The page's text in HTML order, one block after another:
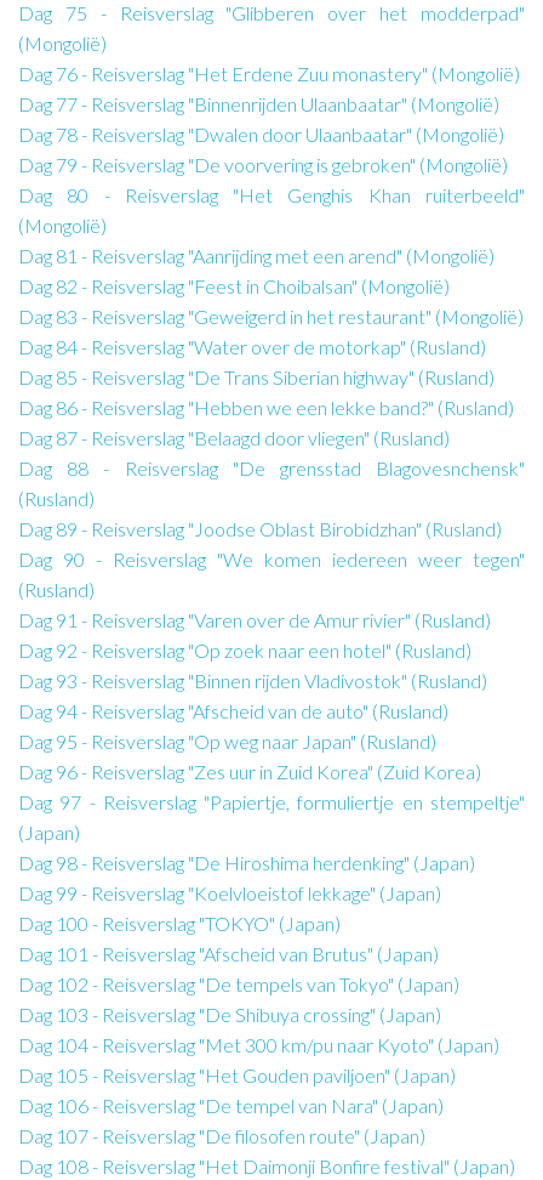
Dag 75 - Reisverslag "Glibberen over het modderpad"
(Mongolië)
Dag 76 - Reisverslag "Het Erdene Zuu monastery" (Mongolië)
Dag 77 - Reisverslag "Binnenrijden Ulaanbaatar" (Mongolië)
Dag 78 - Reisverslag "Dwalen door Ulaanbaatar" (Mongolië)
Dag 79 - Reisverslag "De voorvering is gebroken" (Mongolië)
Dag 80 - Reisverslag "Het Genghis Khan ruiterbeeld"
(Mongolië)
Dag 81 - Reisverslag "Aanrijding met een arend" (Mongolië)
Dag 82 - Reisverslag "Feest in Choibalsan" (Mongolië)
Dag 83 - Reisverslag "Geweigerd in het restaurant" (Mongolië)
Dag 84 - Reisverslag "Water over de motorkap" (Rusland)
Dag 85 - Reisverslag "De Trans Siberian highway" (Rusland)
Dag 86 - Reisverslag "Hebben we een lekke band?" (Rusland)
Dag 87 - Reisverslag "Belaagd door vliegen" (Rusland)
Dag 88 - Reisverslag "De grensstad Blagovesnchensk"
(Rusland)
Dag 89 - Reisverslag "Joodse Oblast Birobidzhan" (Rusland)
Dag 90 - Reisverslag "We komen iedereen weer tegen"
(Rusland)
Dag 91 - Reisverslag "Varen over de Amur rivier" (Rusland)
Dag 92 - Reisverslag "Op zoek naar een hotel" (Rusland)
Dag 93 - Reisverslag "Binnen rijden Vladivostok" (Rusland)
Dag 94 - Reisverslag "Afscheid van de auto" (Rusland)
Dag 95 - Reisverslag "Op weg naar Japan" (Rusland)
Dag 96 - Reisverslag "Zes uur in Zuid Korea" (Zuid Korea)
Dag 97 - Reisverslag "Papiertje, formuliertje en stempeltje"
(Japan)
Dag 98 - Reisverslag "De Hiroshima herdenking" (Japan)
Dag 99 - Reisverslag "Koelvloeistof lekkage" (Japan)
Dag 100 - Reisverslag "TOKYO" (Japan)
Dag 101 - Reisverslag "Afscheid van Brutus" (Japan)
Dag 102 - Reisverslag "De tempels van Tokyo" (Japan)
Dag 103 - Reisverslag "De Shibuya crossing" (Japan)
Dag 104 - Reisverslag "Met 300 km/pu naar Kyoto" (Japan)
Dag 105 - Reisverslag "Het Gouden paviljoen" (Japan)
Dag 106 - Reisverslag "De tempel van Nara" (Japan)
Dag 107 - Reisverslag "De filosofen route" (Japan)
Dag 108 - Reisverslag "Het Daimonji Bonfire festival" (Japan)